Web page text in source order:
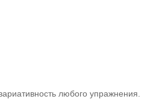
любого упражнения.